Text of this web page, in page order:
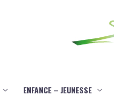
ENFANCE – JEUNESSE